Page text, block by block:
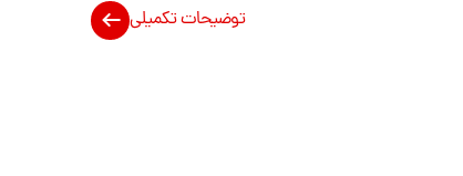
توضیحات تکمیلی